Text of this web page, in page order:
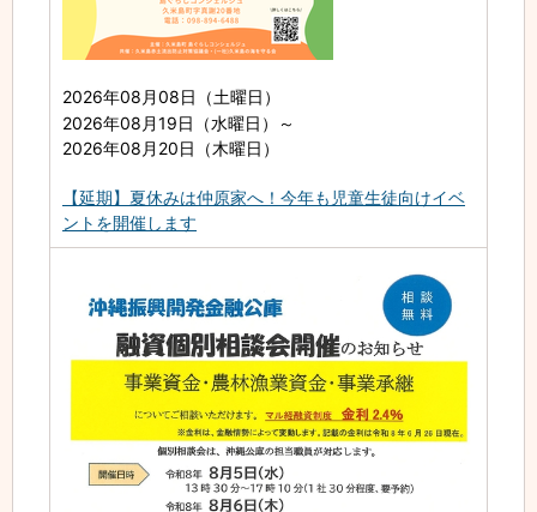
2026年08月08日（土曜日）
2026年08月19日（水曜日）
～
2026年08月20日（木曜日）
【延期】夏休みは仲原家へ！今年も児童生徒向けイベ
ントを開催します